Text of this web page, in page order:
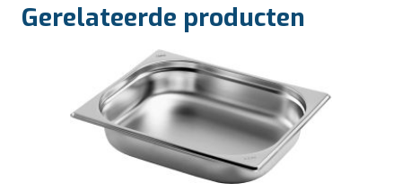
Gerelateerde producten